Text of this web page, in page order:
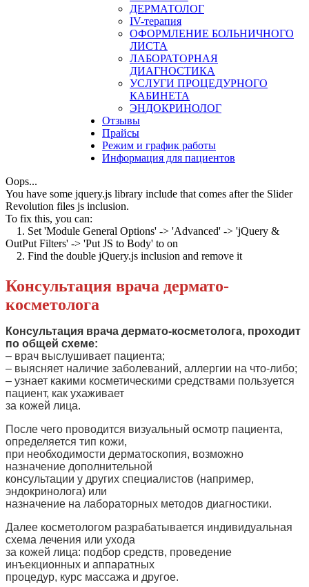
ДЕРМАТОЛОГ
IV-терапия
ОФОРМЛЕНИЕ БОЛЬНИЧНОГО
ЛИСТА
ЛАБОРАТОРНАЯ
ДИАГНОСТИКА
УСЛУГИ ПРОЦЕДУРНОГО
КАБИНЕТА
ЭНДОКРИНОЛОГ
Отзывы
Прайсы
Режим и график работы
Информация для пациентов
Oops...
You have some jquery.js library include that comes after the Slider
Revolution files js inclusion.
To fix this, you can:
1. Set 'Module General Options' -> 'Advanced' -> 'jQuery &
OutPut Filters' -> 'Put JS to Body' to on
2. Find the double jQuery.js inclusion and remove it
Консультация врача дермато-
косметолога
Консультация врача дермато-косметолога, проходит
по общей схеме:
– врач выслушивает пациента;
– выясняет наличие заболеваний, аллергии на что-либо;
– узнает какими косметическими средствами пользуется
пациент, как ухаживает
за кожей лица.
После чего проводится визуальный осмотр пациента,
определяется тип кожи,
при необходимости дерматоскопия, возможно
назначение дополнительной
консультации у других специалистов (например,
эндокринолога) или
назначение на лабораторных методов диагностики.
Далее косметологом разрабатывается индивидуальная
схема лечения или ухода
за кожей лица: подбор средств, проведение
инъекционных и аппаратных
процедур, курс массажа и другое.